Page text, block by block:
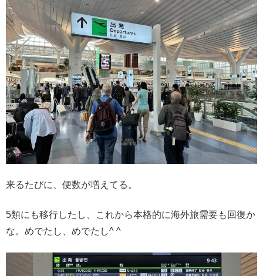
来るたびに、便数が増えてる。
5類にも移行したし、これから本格的に海外旅需要も回復か
な。めでたし、めでたし^ ^